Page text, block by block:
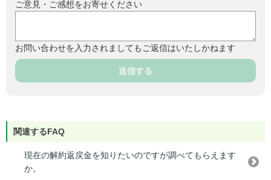
ご意見・ご感想をお寄せください
お問い合わせを入力されましてもご返信はいたしかねます
送信する
関連するFAQ
現在の解約返戻金を知りたいのですが調べてもらえます
か。